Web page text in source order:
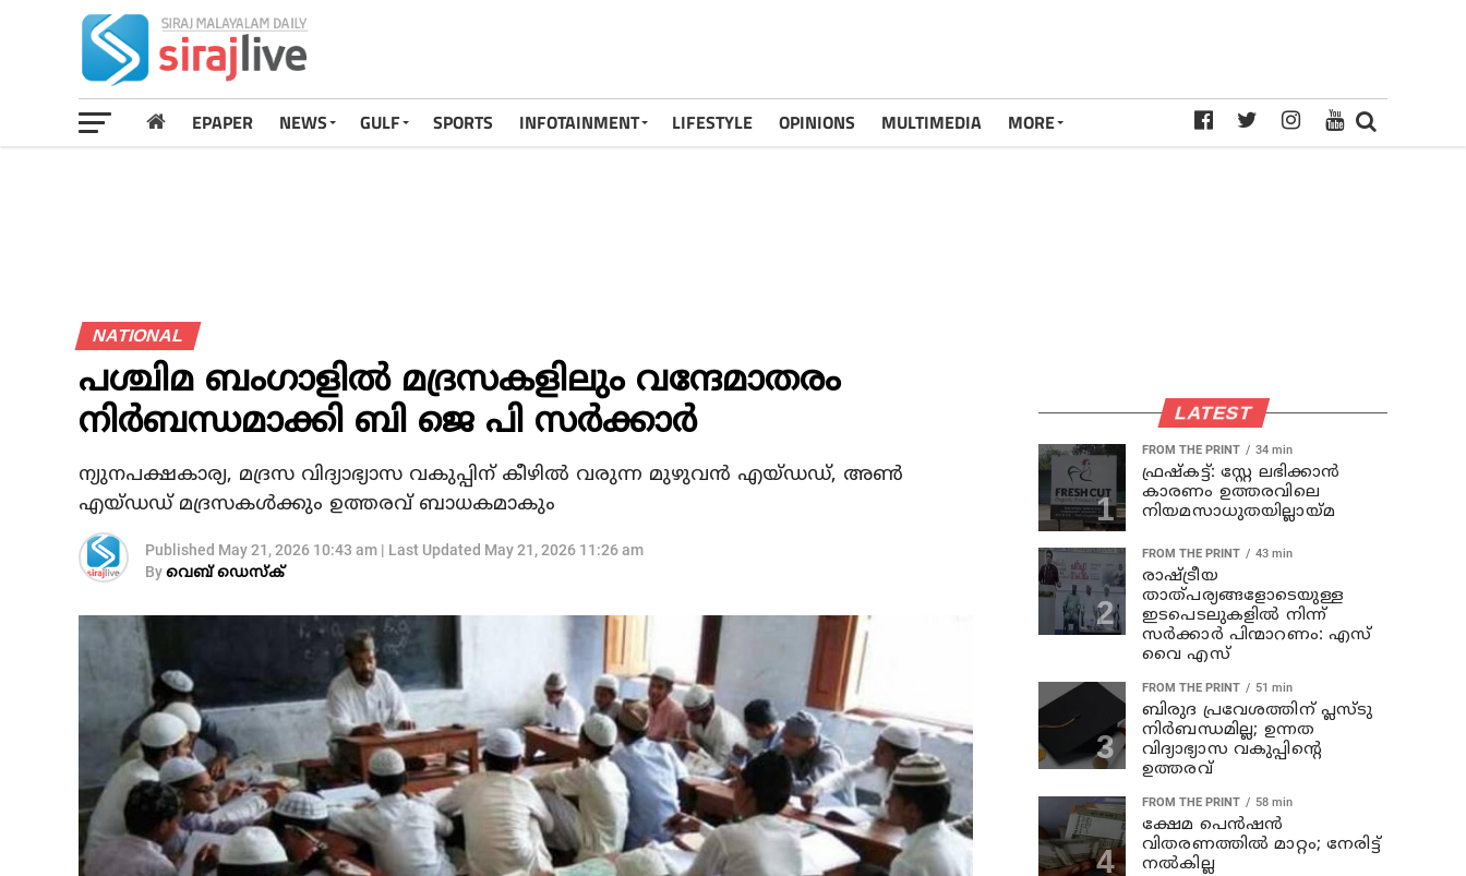
EPAPER NEWS GULF SPORTS INFOTAINMENT LIFESTYLE OPINIONS MULTIMEDIA MORE
NATIONAL
പശ്ചിമ ബംഗാളില്‍ മദ്രസകളിലും വന്ദേമാതരം
നിര്‍ബന്ധമാക്കി ബി ജെ പി സര്‍ക്കാര്‍
ന്യുനപക്ഷകാര്യ, മദ്രസ വിദ്യാഭ്യാസ വകുപ്പിന് കീഴില്‍ വരുന്ന മുഴുവന്‍ എയ്ഡഡ്, അണ്‍
എയ്ഡഡ് മദ്രസകള്‍ക്കും ഉത്തരവ് ബാധകമാകും
Published May 21, 2026 10:43 am | Last Updated May 21, 2026 11:26 am
Byവെബ് ഡെസ്‌ക്
LATEST
FROM THE PRINT 34 min
ഫ്രഷ്‌കട്ട്: സ്റ്റേ ലഭിക്കാന്‍
കാരണം ഉത്തരവിലെ
നിയമസാധുതയില്ലായ്മ
FROM THE PRINT 43 min
രാഷ്ട്രീയ
താത്പര്യങ്ങളോടെയുള്ള
ഇടപെടലുകളില്‍ നിന്ന്
സര്‍ക്കാര്‍ പിന്മാറണം: എസ്
വൈ എസ്
FROM THE PRINT 51 min
ബിരുദ പ്രവേശത്തിന് പ്ലസ്ടു
നിര്‍ബന്ധമില്ല; ഉന്നത
വിദ്യാഭ്യാസ വകുപ്പിന്റെ
ഉത്തരവ്
FROM THE PRINT 58 min
ക്ഷേമ പെന്‍ഷന്‍
വിതരണത്തില്‍ മാറ്റം; നേരിട്ട്
നല്‍കില്ല